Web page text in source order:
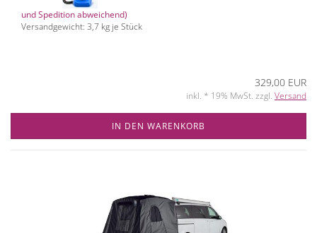
und Spedition abweichend)
Versandgewicht: 3,7 kg je Stück
329,00 EUR
inkl. * 19% MwSt. zzgl. Versand
IN DEN WARENKORB